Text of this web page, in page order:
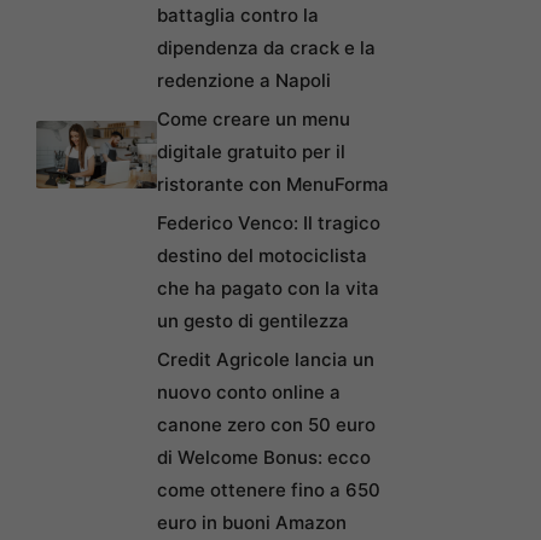
battaglia contro la
dipendenza da crack e la
redenzione a Napoli
Come creare un menu
digitale gratuito per il
ristorante con MenuForma
Federico Venco: Il tragico
destino del motociclista
che ha pagato con la vita
un gesto di gentilezza
Credit Agricole lancia un
nuovo conto online a
canone zero con 50 euro
di Welcome Bonus: ecco
come ottenere fino a 650
euro in buoni Amazon